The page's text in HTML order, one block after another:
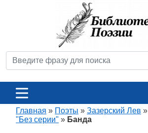
Главная » Поэты » Зазерский Лев »
"Без серии" » Банда